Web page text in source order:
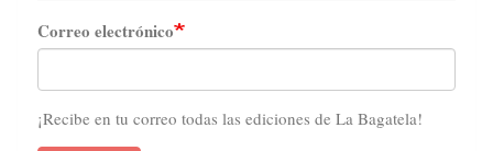
Correo electrónico
¡Recibe en tu correo todas las ediciones de La Bagatela!